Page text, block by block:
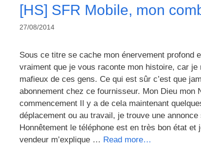
[HS] SFR Mobile, mon
27/08/2014
Sous ce titre se cache mon énervement profond
vraiment que je vous raconte mon histoire, car
mafieux de ces gens. Ce qui est sûr c’est que
abonnement chez ce fournisseur. Mon Dieu mon
commencement Il y a de cela maintenant
déplacement ou au travail, je trouve une
Honnêtement le téléphone est en très bon état
vendeur m’explique … Read more…